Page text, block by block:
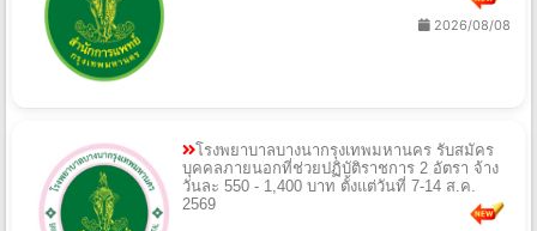
2026/08/08
โรงพยาบาลบางนากรุงเทพมหานคร รับสมัคร
บุคคลภายนอกที่ช่วยปฏิบัติราชการ 2 อัตรา จ้าง
วันละ 550 - 1,400 บาท ตั้งแต่วันที่ 7-14 ส.ค.
2569